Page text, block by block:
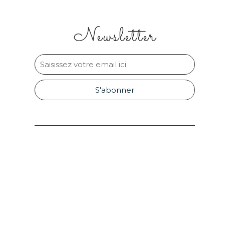
Newsletter